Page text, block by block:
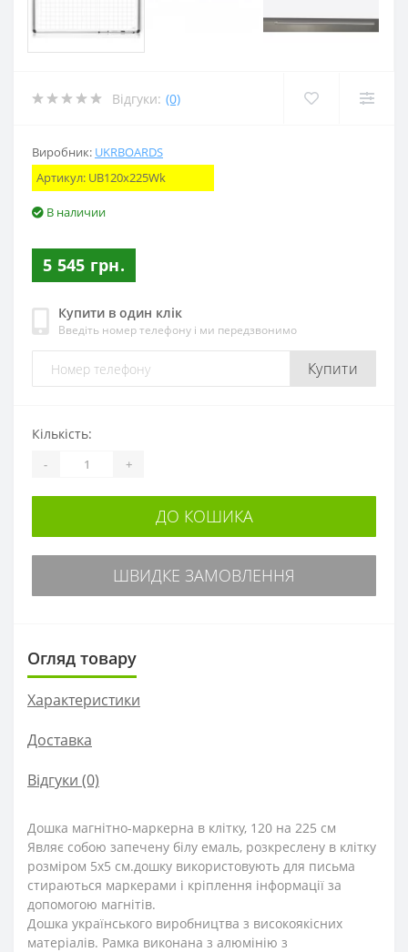
Відгуки: (0)
Виробник: UKRBOARDS
Артикул: UB120x225Wk
В наличии
5 545 грн.
Купити в один клік
Введіть номер телефону і ми передзвонимо
Купити
Кількість:
- +
ДО КОШИКА
ШВИДКЕ ЗАМОВЛЕННЯ
Огляд товару
Характеристики
Доставка
Відгуки (0)
Дошка магнітно-маркерна в клітку, 120 на 225 см
Являє собою запечену білу емаль, розкреслену в клітку
розміром 5х5 см.дошку використовують для письма
стираються маркерами і кріплення інформації за
допомогою магнітів.
Дошка українського виробництва з високоякісних
матеріалів. Рамка виконана з алюмінію з